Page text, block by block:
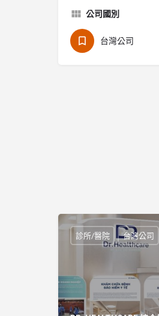
公司國別
台灣公司
診所/醫院 台灣公司